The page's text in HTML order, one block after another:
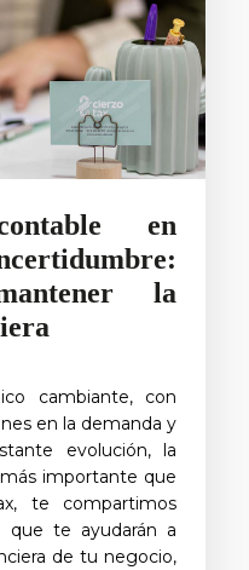
en
la
cambiante, con
en la demanda y
evolución, la
importante que
te compartimos
que te ayudarán a
de tu negocio,